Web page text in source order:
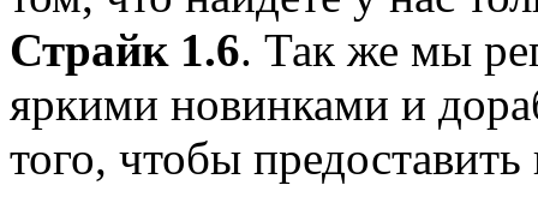
Страйк 1.6. Так же мы
яркими новинками и
того, чтобы